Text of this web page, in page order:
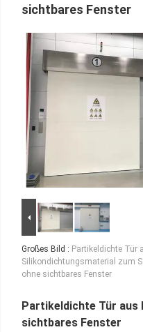
sichtbares Fenster
Großes Bild : Partikeldichte Tür
Silikondichtungsmaterial zum
ohne sichtbares Fenster
Partikeldichte Tür
sichtbares Fenster